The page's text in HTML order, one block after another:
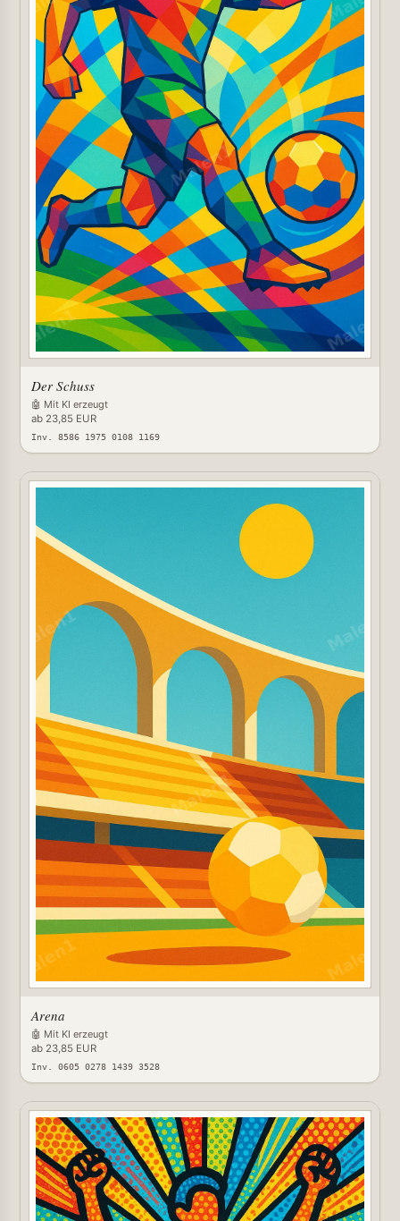
Der Schuss
🤖 Mit KI erzeugt
ab 23,85 EUR
Inv. 8586 1975 0108 1169
Arena
🤖 Mit KI erzeugt
ab 23,85 EUR
Inv. 0605 0278 1439 3528